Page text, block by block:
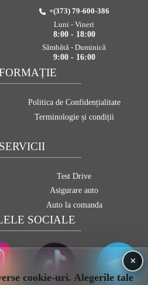
×
cookie-uri. Alegerile tale
SERVICII
Test Drive
Asigurare auto
Auto la comanda
Politica de Confidențialitate
Terminologie și condiții
+(373) 79-600-386
Luni - Vineri
8:00 - 18:00
Sâmbătă - Duminică
9:00 - 16:00
SOCIALE